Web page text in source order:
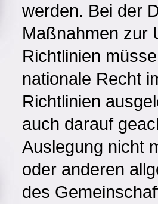
werden. Bei der
Maßnahmen zur
Richtlinien
nationale Recht
Richtlinien
auch darauf
Auslegung nicht
oder anderen
des